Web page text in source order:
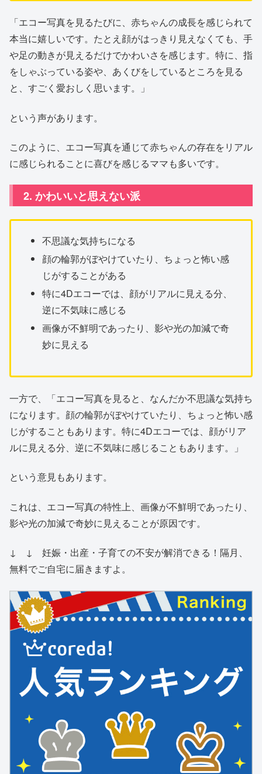
「エコー写真を見るたびに、赤ちゃんの成長を感じられて
本当に嬉しいです。たとえ顔がはっきり見えなくても、手
や足の動きが見えるだけでかわいさを感じます。特に、指
をしゃぶっている姿や、あくびをしているところを見る
と、すごく愛おしく思います。」
という声があります。
このように、エコー写真を通じて赤ちゃんの存在をリアル
に感じられることに喜びを感じるママも多いです。
2. かわいいと思えない派
不思議な気持ちになる
顔の輪郭がぼやけていたり、ちょっと怖い感
じがすることがある
特に4Dエコーでは、顔がリアルに見える分、
逆に不気味に感じる
画像が不鮮明であったり、影や光の加減で奇
妙に見える
一方で、「エコー写真を見ると、なんだか不思議な気持ち
になります。顔の輪郭がぼやけていたり、ちょっと怖い感
じがすることもあります。特に4Dエコーでは、顔がリア
ルに見える分、逆に不気味に感じることもあります。」
という意見もあります。
これは、エコー写真の特性上、画像が不鮮明であったり、
影や光の加減で奇妙に見えることが原因です。
↓ ↓ 妊娠・出産・子育ての不安が解消できる！隔月、
無料でご自宅に届きますよ。